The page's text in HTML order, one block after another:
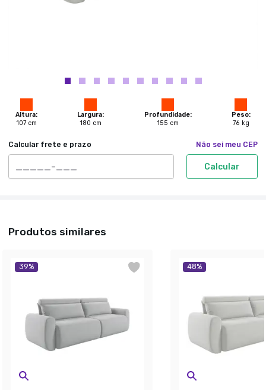
Altura:
107 cm
Largura:
180 cm
Profundidade:
155 cm
Peso:
76 kg
Calcular frete e prazo Não sei meu CEP
Calcular
Produtos similares
39% 48%